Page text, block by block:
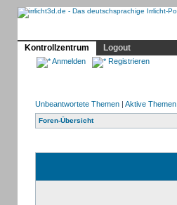
Kontrollzentrum
Logout
Anmelden Registrieren
Unbeantwortete Themen| Aktive Themen
Foren-Übersicht